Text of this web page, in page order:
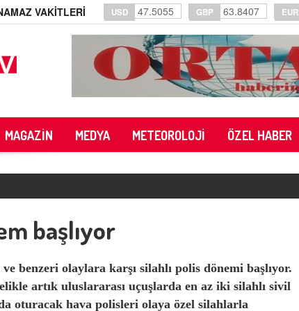
VAKİTLERİ USD 47.5055 GBP 63.8407 EUR
MAGAZİN MEDYA METEOROLOJİ ÖZEL HABER
başlıyor
benzeri olaylara karşı silahlı polis dönemi başlıyor.
artık uluslararası uçuşlarda en az iki silahlı sivil
oturacak hava polisleri olaya özel silahlarla